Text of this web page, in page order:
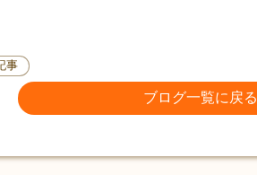
事
ブログ一覧に戻る